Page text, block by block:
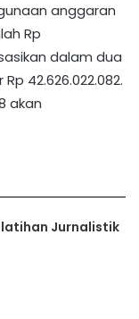
anggaran
Rp
dalam dua
42.626.022.082.
akan
Jurnalistik